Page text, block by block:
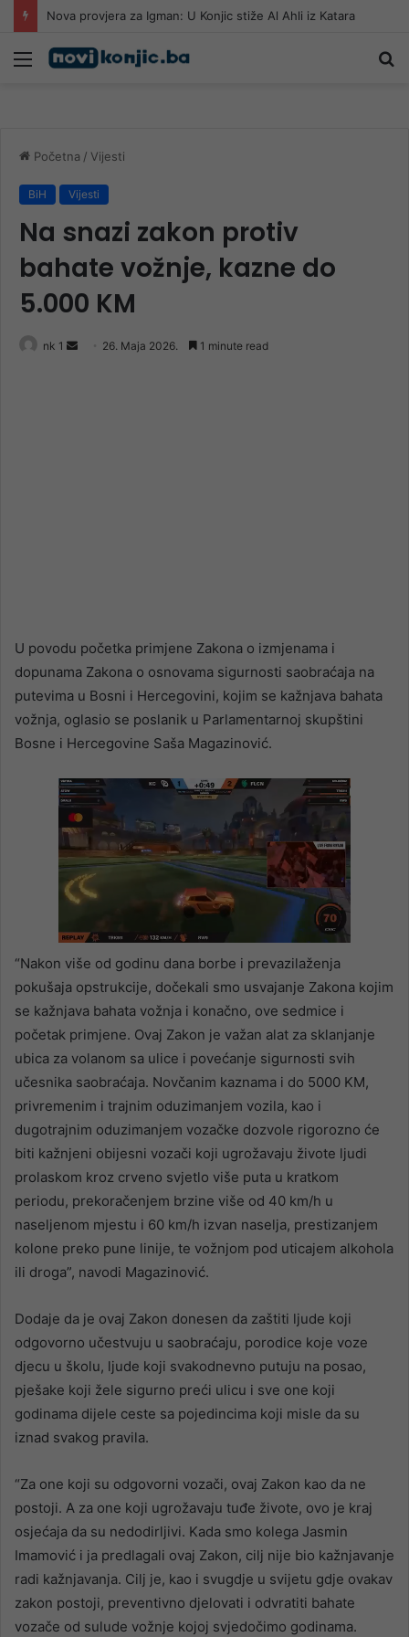
Nova provjera za Igman: U Konjic stiže Al Ahli iz Katara
Meni
Početna / Vijesti
BiH Vijesti
Na snazi zakon protiv
bahate vožnje, kazne do
5.000 KM
nk 1
Send 26. Maja 2026. 1 minute read
U povodu početka primjene Zakona o izmjenama i
dopunama Zakona o osnovama sigurnosti saobraćaja na
putevima u Bosni i Hercegovini, kojim se kažnjava bahata
vožnja, oglasio se poslanik u Parlamentarnoj skupštini
Bosne i Hercegovine Saša Magazinović.
“Nakon više od godinu dana borbe i prevazilaženja
pokušaja opstrukcije, dočekali smo usvajanje Zakona kojim
se kažnjava bahata vožnja i konačno, ove sedmice i
početak primjene. Ovaj Zakon je važan alat za sklanjanje
ubica za volanom sa ulice i povećanje sigurnosti svih
učesnika saobraćaja. Novčanim kaznama i do 5000 KM,
privremenim i trajnim oduzimanjem vozila, kao i
dugotrajnim oduzimanjem vozačke dozvole rigorozno će
biti kažnjeni obijesni vozači koji ugrožavaju živote ljudi
prolaskom kroz crveno svjetlo više puta u kratkom
periodu, prekoračenjem brzine više od 40 km/h u
naseljenom mjestu i 60 km/h izvan naselja, prestizanjem
kolone preko pune linije, te vožnjom pod uticajem alkohola
ili droga”, navodi Magazinović.
Dodaje da je ovaj Zakon donesen da zaštiti ljude koji
odgovorno učestvuju u saobraćaju, porodice koje voze
djecu u školu, ljude koji svakodnevno putuju na posao,
pješake koji žele sigurno preći ulicu i sve one koji
godinama dijele ceste sa pojedincima koji misle da su
iznad svakog pravila.
“Za one koji su odgovorni vozači, ovaj Zakon kao da ne
postoji. A za one koji ugrožavaju tuđe živote, ovo je kraj
osjećaja da su nedodirljivi. Kada smo kolega Jasmin
Imamović i ja predlagali ovaj Zakon, cilj nije bio kažnjavanje
radi kažnjavanja. Cilj je, kao i svugdje u svijetu gdje ovakav
zakon postoji, preventivno djelovati i odvratiti bahate
vozače od sulude vožnje kojoj svjedočimo godinama.